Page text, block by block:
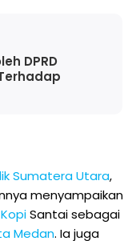
DPRD
Sumatera Utara,
menyampaikan
Santai sebagai
Medan. Ia juga